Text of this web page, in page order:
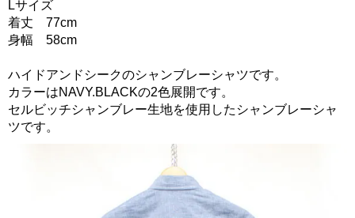
Lサイズ
着丈 77cm
身幅 58cm
ハイドアンドシークのシャンブレーシャツです。
カラーはNAVY.BLACKの2色展開です。
セルビッチシャンブレー生地を使用したシャンブレーシャ
ツです。